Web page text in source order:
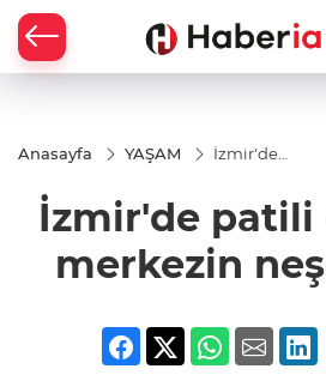
Anasayfa YAŞAM
İzmir'de
merkezin
neşesi
oldu
İzmir'de patili
merkezin